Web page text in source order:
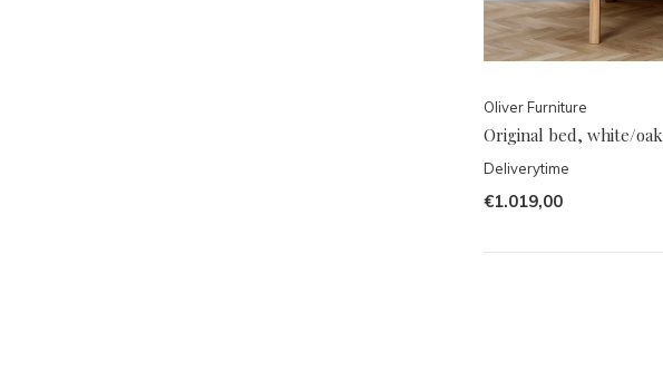
Oliver Furniture
Original bed, white/oak
Deliverytime
€1.019,00